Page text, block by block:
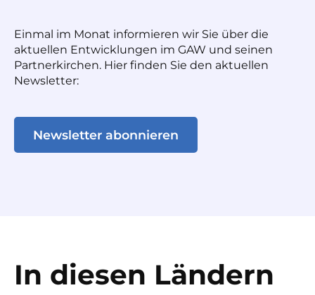
Einmal im Monat informieren wir Sie über die
aktuellen Entwicklungen im GAW und seinen
Partnerkirchen. Hier finden Sie den aktuellen
Newsletter:
Newsletter abonnieren
In diesen Ländern